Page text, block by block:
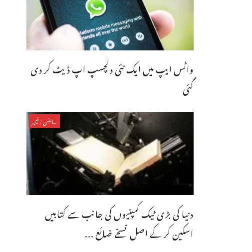
واٹس ایپ میں ایک نئی دلچسپ اپ ڈیٹ کر دی
گئی
سائنس/فیچر
دنیا کی بڑی ٹیک کمپنیوں کی جانب سے کتابیں
اسکین کر کے اصل نسخے ضائع ...